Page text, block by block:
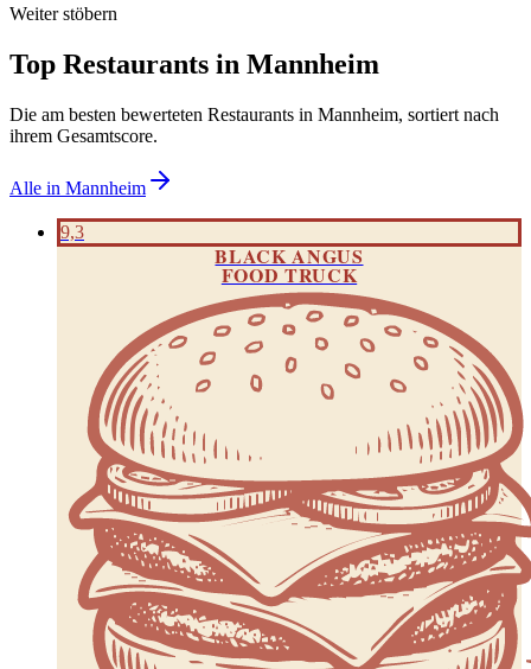
Weiter stöbern
Top Restaurants in Mannheim
Die am besten bewerteten Restaurants in Mannheim, sortiert nach
ihrem Gesamtscore.
Alle in Mannheim
9,3
BLACK ANGUS
FOOD TRUCK